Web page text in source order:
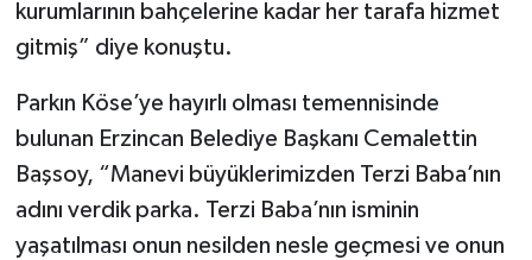
kurumlarının bahçelerine kadar her tarafa hizmet
gitmiş” diye konuştu.
Parkın Köse’ye hayırlı olması temennisinde
bulunan Erzincan Belediye Başkanı Cemalettin
Başsoy, “Manevi büyüklerimizden Terzi Baba’nın
adını verdik parka. Terzi Baba’nın isminin
yaşatılması onun nesilden nesle geçmesi ve onun